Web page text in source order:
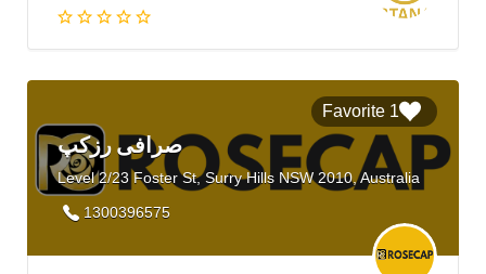
1 Favorite
صرافی رزکپ
Level 2/23 Foster St, Surry Hills NSW 2010, Australia
1300396575